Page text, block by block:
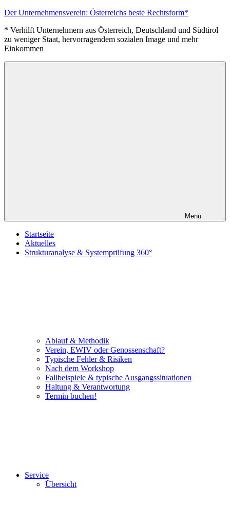
Zum
springen
Der Unternehmensverein: Österreichs beste Rechtsform*
* Verhilft Unternehmern aus Österreich, Deutschland und Südtirol
zu weniger Staat, hervorragendem sozialen Image und mehr
Einkommen
Menü
Startseite
Aktuelles
Strukturanalyse & Systemprüfung 360°
Ablauf & Methodik
Verein, EWIV oder Genossenschaft?
Typische Fehler & Risiken
Nach dem Workshop
Fallbeispiele & typische Ausgangssituationen
Haltung & Verantwortung
Termin buchen!
Service
Übersicht